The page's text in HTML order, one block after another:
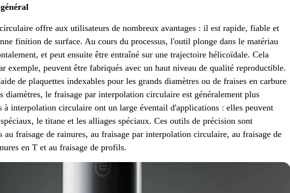
offre aux utilisateurs de nombreux avantages : il est rapide, fiable et
finition de surface. Au cours du processus, l'outil plonge dans le matériau
et peut ensuite être entraîné sur une trajectoire hélicoïdale. Cela
exemple, peuvent être fabriqués avec un haut niveau de qualité reproductible.
de plaquettes indexables pour les grands diamètres ou de fraises en carbure
diamètres, le fraisage par interpolation circulaire est généralement plus
à interpolation circulaire ont un large éventail d'applications : elles peuvent
le titane et les alliages spéciaux. Ces outils de précision sont
au fraisage de rainures, au fraisage par interpolation circulaire, au fraisage de
en T et au fraisage de profils.